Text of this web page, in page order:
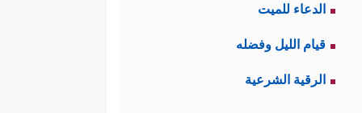
الدعاء للميت
قيام الليل وفضله
الرقية الشرعية